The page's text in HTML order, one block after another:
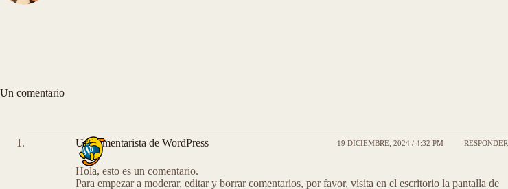
Un comentario
Un comentarista de WordPress 19 DICIEMBRE, 2024 / 4:32 PM RESPONDER
Hola, esto es un comentario.
Para empezar a moderar, editar y borrar comentarios, por favor, visita en el escritorio la pantalla de